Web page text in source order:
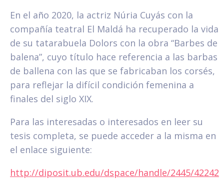
En el año 2020, la actriz Núria Cuyás con la
compañía teatral El Maldá ha recuperado la vida
de su tatarabuela Dolors con la obra “Barbes de
balena”, cuyo título hace referencia a las barbas
de ballena con las que se fabricaban los corsés,
para reflejar la difícil condición femenina a
finales del siglo XIX.
Para las interesadas o interesados en leer su
tesis completa, se puede acceder a la misma en
el enlace siguiente:
http://diposit.ub.edu/dspace/handle/2445/42242